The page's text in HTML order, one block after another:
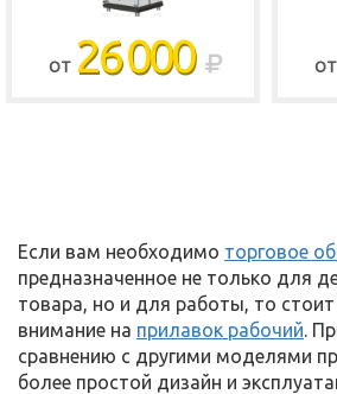
ОТ 26 000 ОТ
Если вам необходимо торговое
предназначенное не только для
товара, но и для работы, то
внимание на прилавок рабочий.
сравнению с другими моделями
более простой дизайн и